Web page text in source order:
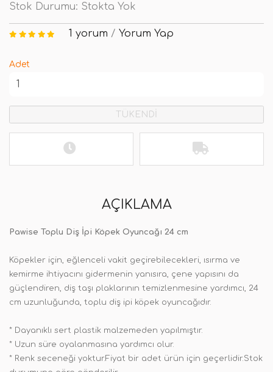
Stok Durumu: Stokta Yok
1 yorum / Yorum Yap
Adet
TÜKENDİ
AÇIKLAMA
Pawise Toplu Diş İpi Köpek Oyuncağı 24 cm
Köpekler için, eğlenceli vakit geçirebilecekleri, ısırma ve
kemirme ihtiyacını gidermenin yanısıra, çene yapısını da
güçlendiren, diş taşı plaklarının temizlenmesine yardımcı, 24
cm uzunluğunda, toplu diş ipi köpek oyuncağıdır.
* Dayanıklı sert plastik malzemeden yapılmıştır.
* Uzun süre oyalanmasına yardımcı olur.
* Renk seceneği yoktur.Fiyat bir adet ürün için geçerlidir.Stok